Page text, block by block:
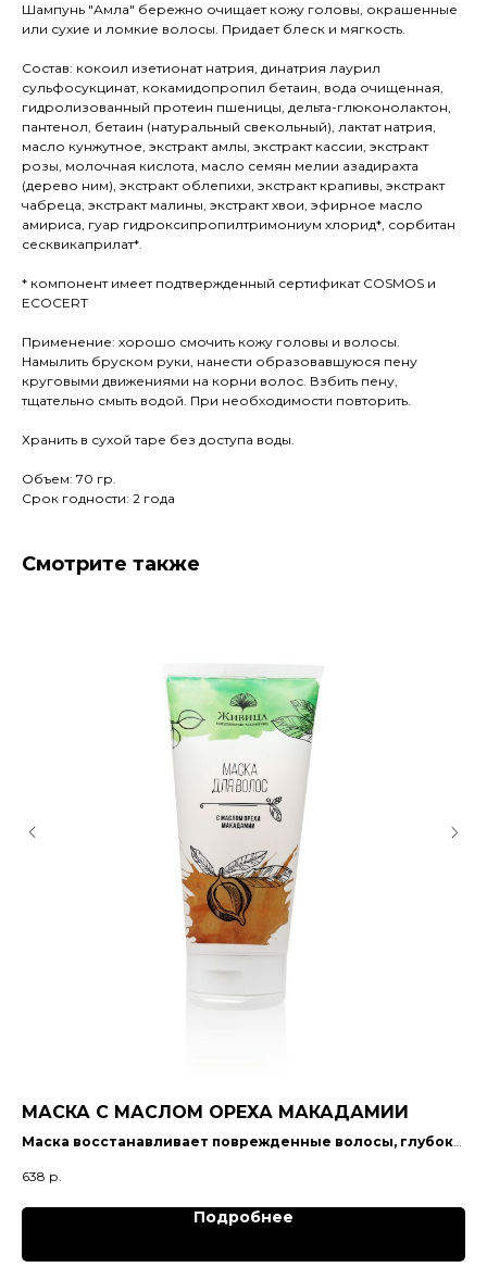
Шампунь "Амла" бережно очищает кожу головы, окрашенные
или сухие и ломкие волосы. Придает блеск и мягкость.
Состав: кокоил изетионат натрия, динатрия лаурил
сульфосукцинат, кокамидопропил бетаин, вода очищенная,
гидролизованный протеин пшеницы, дельта-глюконолактон,
пантенол, бетаин (натуральный свекольный), лактат натрия,
масло кунжутное, экстракт амлы, экстракт кассии, экстракт
розы, молочная кислота, масло семян мелии азадирахта
(дерево ним), экстракт облепихи, экстракт крапивы, экстракт
чабреца, экстракт малины, экстракт хвои, эфирное масло
амириса, гуар гидроксипропилтримониум хлорид*, сорбитан
сесквикаприлат*.
* компонент имеет подтвержденный сертификат COSMOS и
ECOCERT
Применение: хорошо смочить кожу головы и волосы.
Намылить бруском руки, нанести образовавшуюся пену
круговыми движениями на корни волос. Взбить пену,
тщательно смыть водой. При необходимости повторить.
Хранить в сухой таре без доступа воды.
Объем: 70 гр.
Срок годности: 2 года
Смотрите также
МАСКА С МАСЛОМ ОРЕХА МАКАДАМИИ
Маска восстанавливает поврежденные волосы, глубоко
укрепляет структуру и повышает эластичность волоса.
638 р.
Подробнее